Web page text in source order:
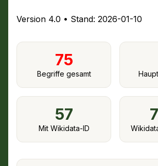
Version 4.0 • Stand: 2026-01-10
75
Begriffe gesamt
57
Mit Wikidata-ID